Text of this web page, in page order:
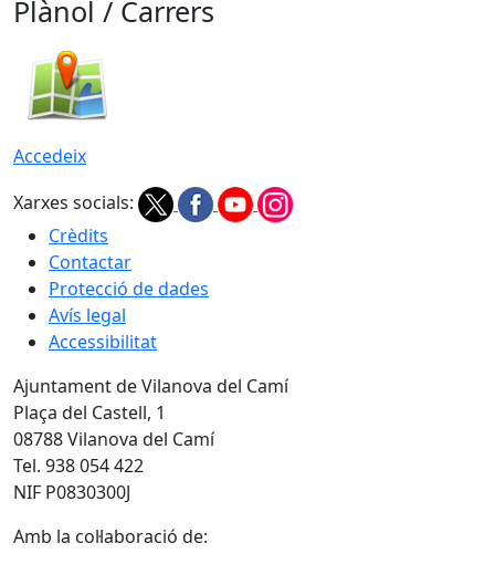
Plànol / Carrers
Accedeix
Xarxes socials:
Crèdits
Contactar
Protecció de dades
Avís legal
Accessibilitat
Ajuntament de Vilanova del Camí
Plaça del Castell, 1
08788 Vilanova del Camí
Tel. 938 054 422
NIF P0830300J
Amb la col·laboració de: